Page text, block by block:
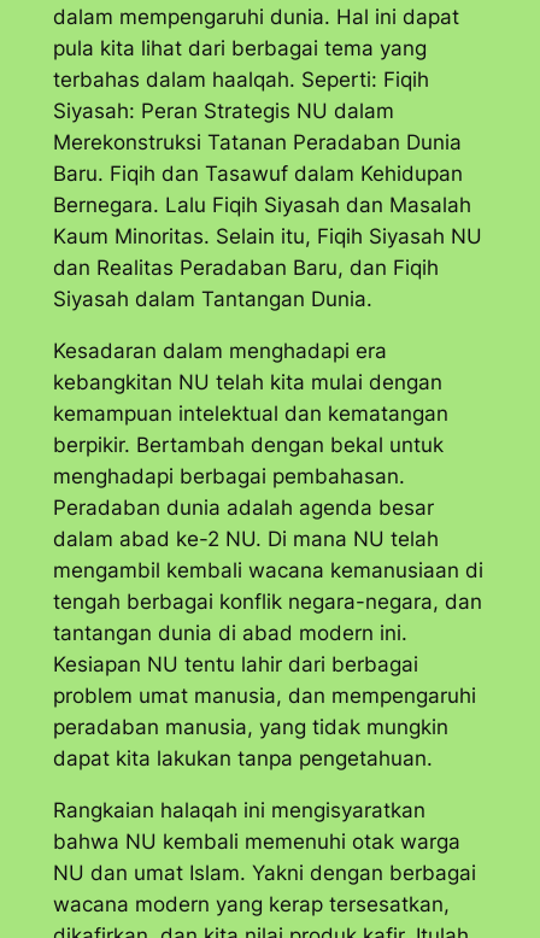
dalam mempengaruhi dunia. Hal ini dapat
pula kita lihat dari berbagai tema yang
terbahas dalam haalqah. Seperti: Fiqih
Siyasah: Peran Strategis NU dalam
Merekonstruksi Tatanan Peradaban Dunia
Baru. Fiqih dan Tasawuf dalam Kehidupan
Bernegara. Lalu Fiqih Siyasah dan Masalah
Kaum Minoritas. Selain itu, Fiqih Siyasah NU
dan Realitas Peradaban Baru, dan Fiqih
Siyasah dalam Tantangan Dunia.
Kesadaran dalam menghadapi era
kebangkitan NU telah kita mulai dengan
kemampuan intelektual dan kematangan
berpikir. Bertambah dengan bekal untuk
menghadapi berbagai pembahasan.
Peradaban dunia adalah agenda besar
dalam abad ke-2 NU. Di mana NU telah
mengambil kembali wacana kemanusiaan di
tengah berbagai konflik negara-negara, dan
tantangan dunia di abad modern ini.
Kesiapan NU tentu lahir dari berbagai
problem umat manusia, dan mempengaruhi
peradaban manusia, yang tidak mungkin
dapat kita lakukan tanpa pengetahuan.
Rangkaian halaqah ini mengisyaratkan
bahwa NU kembali memenuhi otak warga
NU dan umat Islam. Yakni dengan berbagai
wacana modern yang kerap tersesatkan,